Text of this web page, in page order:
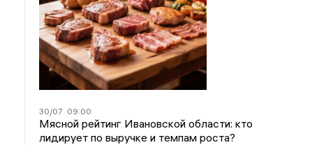
30/07 09:00
Мясной рейтинг Ивановской области: кто
лидирует по выручке и темпам роста?